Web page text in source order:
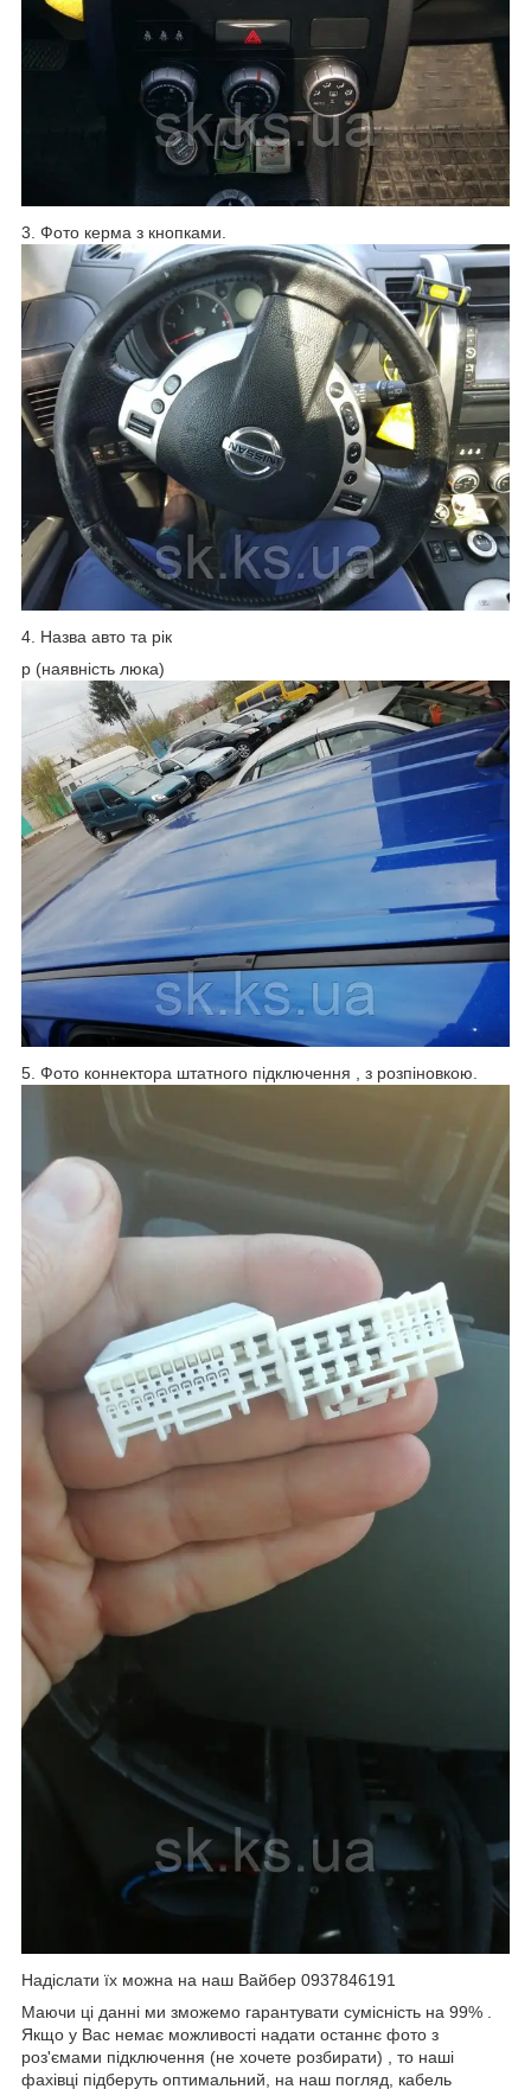
3. Фото керма з кнопками.
4. Назва авто та рік
p (наявність люка)
5. Фото коннектора штатного підключення , з розпіновкою.
Надіслати їх можна на наш Вайбер 0937846191
Маючи ці данні ми зможемо гарантувати сумісність на 99% .
Якщо у Вас немає можливості надати останнє фото з
роз'ємами підключення (не хочете розбирати) , то наші
фахівці підберуть оптимальний, на наш погляд, кабель